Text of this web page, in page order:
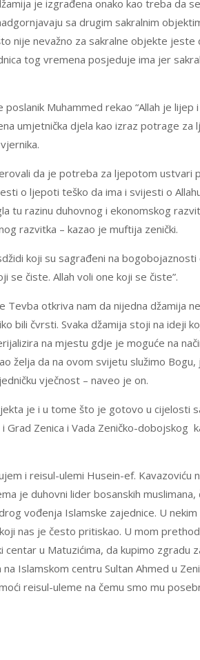
je izgrađena onako kao treba da
sa drugim sakralnim
nije nevažno za sakralne objekte
tog vremena posjeduje ima jer
Muhammed rekao “Allah je
umjetnička djela kao izraz potrage
da je potreba za ljepotom ustvari
o ljepoti teško da ima i svijesti o
tu razinu duhovnog i ekonomskog
razvitka – kazao je muftija zenički.
koji su sagrađeni na
se čiste. Allah voli one koji se čiste”.
Tevba otkriva nam da nijedna džamija
bili čvrsti. Svaka džamija stoji na ideji
na mjestu gdje je moguće na
želja da na ovom svijetu služimo
vječnost – naveo je on.
je i u tome što je gotovo u cijelosti
Grad Zenica i Vada Zeničko-dobojskog
i reisul-ulemi Husein-ef.
je duhovni lider bosanskih
vođenja Islamske zajednice. U
nas je često pritiskao. U mom
u Matuzićima, da kupimo zgradu
Islamskom centru Sultan Ahmed u
reisul-uleme na čemu smo mu